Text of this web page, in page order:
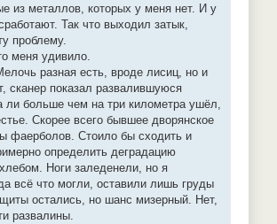
из металлов, которых у меня нет. И у
Так что выходил затык,
проблему.
меня удивило.
разная есть, вроде лисиц, но и
сканер показал развалившуюся
ли больше чем на три километра ушёл,
Скорее всего бывшее дворянское
фаерболов. Стоило бы сходить и
определить деградацию
Ноги заледенели, но я
всё что могли, оставили лишь груды
остались, но шанс мизерный. Нет,
развалины.